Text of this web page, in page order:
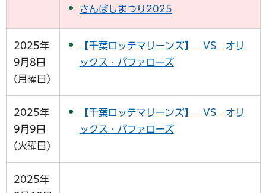
さんばしまつり2025
2025年
9月8日
(月曜日)
【千葉ロッテマリーンズ】 VS オリ
ックス・バファローズ
2025年
9月9日
(火曜日)
【千葉ロッテマリーンズ】 VS オリ
ックス・バファローズ
2025年